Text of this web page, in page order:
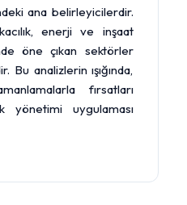
ana belirleyicilerdir.
enerji ve inşaat
öne çıkan sektörler
analizlerin ışığında,
fırsatları
yönetimi uygulaması